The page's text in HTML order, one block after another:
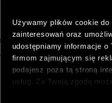
Używamy plików cookie
zainteresowań oraz
udostępniamy informacje o
firmom zajmującym się
podajesz poza tą stroną
usług. Za Twoją zgodą
jak ćwiczyć z ab wheel i
jak ćwiczyć z
trening?
zacząć,
wybrać?